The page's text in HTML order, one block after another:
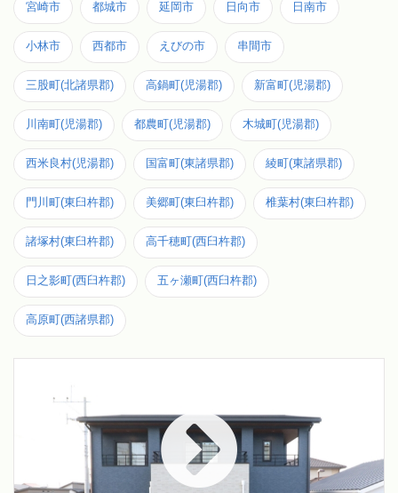
宮崎市 都城市 延岡市 日向市 日南市
小林市 西都市 えびの市 串間市
三股町(北諸県郡) 高鍋町(児湯郡) 新富町(児湯郡)
川南町(児湯郡) 都農町(児湯郡) 木城町(児湯郡)
西米良村(児湯郡) 国富町(東諸県郡) 綾町(東諸県郡)
門川町(東臼杵郡) 美郷町(東臼杵郡) 椎葉村(東臼杵郡)
諸塚村(東臼杵郡) 高千穂町(西臼杵郡)
日之影町(西臼杵郡) 五ヶ瀬町(西臼杵郡)
高原町(西諸県郡)